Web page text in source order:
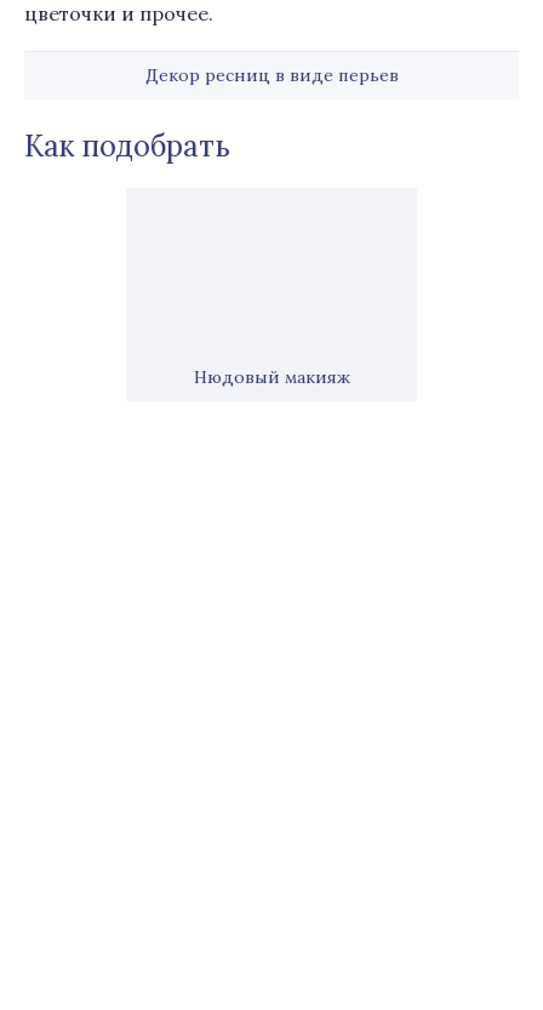
цветочки и прочее.
Декор ресниц в виде перьев
Как подобрать
Нюдовый макияж